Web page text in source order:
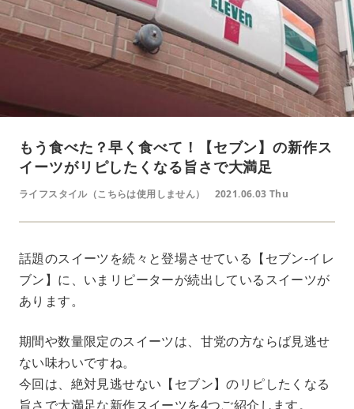
もう食べた？早く食べて！【セブン】の新作ス
イーツがリピしたくなる旨さで大満足
ライフスタイル（こちらは使用しません） 2021.06.03 Thu
話題のスイーツを続々と登場させている【セブン-イレ
ブン】に、いまリピーターが続出しているスイーツが
あります。
期間や数量限定のスイーツは、甘党の方ならば見逃せ
ない味わいですね。
今回は、絶対見逃せない【セブン】のリピしたくなる
旨さで大満足な新作スイーツを4つご紹介します。